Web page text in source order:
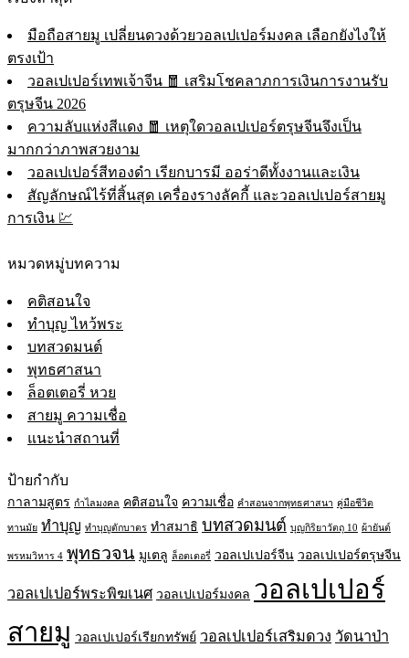
มือถือสายมู เปลี่ยนดวงด้วยวอลเปเปอร์มงคล เลือกยังไงให้
ตรงเป้า
วอลเปเปอร์เทพเจ้าจีน 🧧 เสริมโชคลาภการเงินการงานรับ
ตรุษจีน 2026
ความลับแห่งสีแดง 🧧 เหตุใดวอลเปเปอร์ตรุษจีนจึงเป็น
มากกว่าภาพสวยงาม
วอลเปเปอร์สีทองดำ เรียกบารมี ออร่าดีทั้งงานและเงิน
สัญลักษณ์ไร้ที่สิ้นสุด เครื่องรางลัคกี้ และวอลเปเปอร์สายมู
การเงิน 💹
หมวดหมู่บทความ
คติสอนใจ
ทำบุญ ไหว้พระ
บทสวดมนต์
พุทธศาสนา
ล็อตเตอรี่ หวย
สายมู ความเชื่อ
แนะนำสถานที่
ป้ายกำกับ
กาลามสูตร กำไลมงคล คติสอนใจ ความเชื่อ คำสอนจากพุทธศาสนา คู่มือชีวิต
ทานมัย ทำบุญ ทำบุญตักบาตร ทำสมาธิ บทสวดมนต์ บุญกิริยาวัตถุ 10 ผ้ายันต์
พรหมวิหาร 4 พุทธวจน มูเตลู ล็อตเตอรี่ วอลเปเปอร์จีน วอลเปเปอร์ตรุษจีน
วอลเปเปอร์พระพิฆเนศ วอลเปเปอร์มงคล วอลเปเปอร์
สายมู วอลเปเปอร์เรียกทรัพย์ วอลเปเปอร์เสริมดวง วัดนาป่า